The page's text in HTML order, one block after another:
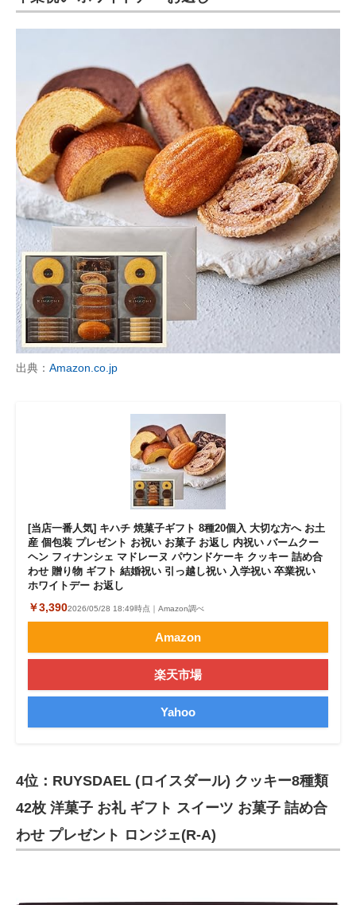
出典： Amazon.co.jp
[当店一番人気] キハチ 焼菓子ギフト 8種20個入 大切な方へ お土
産 個包装 プレゼント お祝い お菓子 お返し 内祝い バームクー
ヘン フィナンシェ マドレーヌ パウンドケーキ クッキー 詰め合
わせ 贈り物 ギフト 結婚祝い 引っ越し祝い 入学祝い 卒業祝い
ホワイトデー お返し
￥3,3902026/05/28 18:49時点｜Amazon調べ
Amazon
楽天市場
Yahoo
4位：RUYSDAEL (ロイスダール) クッキー8種類
42枚 洋菓子 お礼 ギフト スイーツ お菓子 詰め合
わせ プレゼント ロンジェ(R-A)